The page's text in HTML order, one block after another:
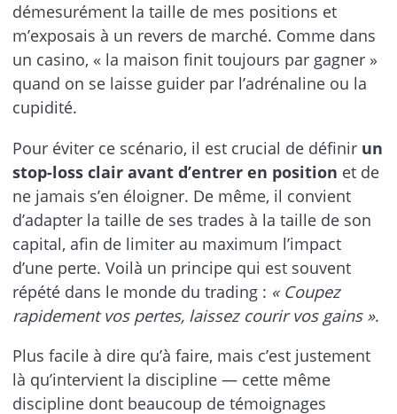
démesurément la taille de mes positions et
m’exposais à un revers de marché. Comme dans
un casino, « la maison finit toujours par gagner »
quand on se laisse guider par l’adrénaline ou la
cupidité.
Pour éviter ce scénario, il est crucial de définir un
stop-loss clair avant d’entrer en position et de
ne jamais s’en éloigner. De même, il convient
d’adapter la taille de ses trades à la taille de son
capital, afin de limiter au maximum l’impact
d’une perte. Voilà un principe qui est souvent
répété dans le monde du trading : « Coupez
rapidement vos pertes, laissez courir vos gains ».
Plus facile à dire qu’à faire, mais c’est justement
là qu’intervient la discipline — cette même
discipline dont beaucoup de témoignages